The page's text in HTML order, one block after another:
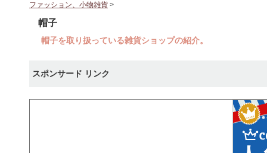
ファッション、小物雑貨 >
帽子
帽子を取り扱っている雑貨ショップの紹介。
スポンサード リンク